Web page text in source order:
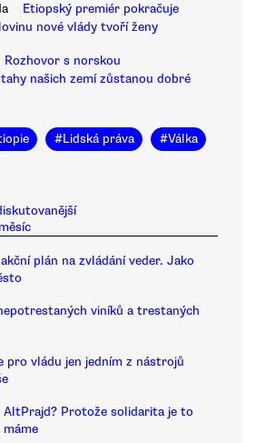
Etiopský premiér pokračuje
nové vlády tvoří ženy
Rozhovor s norskou
našich zemí zůstanou dobré
#Lidská práva #Válka
měsíc
plán na zvládání veder. Jako
viníků a trestaných
pro vládu jen jedním z nástrojů
AltPrajd? Protože solidarita je to